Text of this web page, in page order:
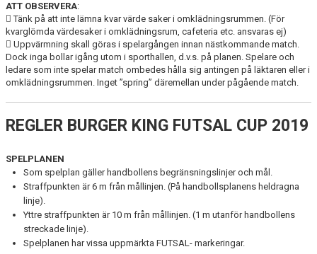
ATT OBSERVERA:
 Tänk på att inte lämna kvar värde saker i omklädningsrummen. (För
kvarglömda värdesaker i omklädningsrum, cafeteria etc. ansvaras ej)
 Uppvärmning skall göras i spelargången innan nästkommande match.
Dock inga bollar igång utom i sporthallen, d.v.s. på planen. Spelare och
ledare som inte spelar match ombedes hålla sig antingen på läktaren eller i
omklädningsrummen. Inget ”spring” däremellan under pågående match.
REGLER BURGER KING FUTSAL CUP 2019
SPELPLANEN
Som spelplan gäller handbollens begränsningslinjer och mål.
Straffpunkten är 6 m från mållinjen. (På handbollsplanens heldragna
linje).
Yttre straffpunkten är 10 m från mållinjen. (1 m utanför handbollens
streckade linje).
Spelplanen har vissa uppmärkta FUTSAL- markeringar.